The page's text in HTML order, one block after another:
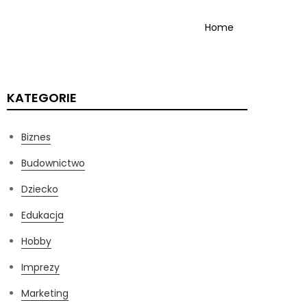
Home
KATEGORIE
Biznes
Budownictwo
Dziecko
Edukacja
Hobby
Imprezy
Marketing